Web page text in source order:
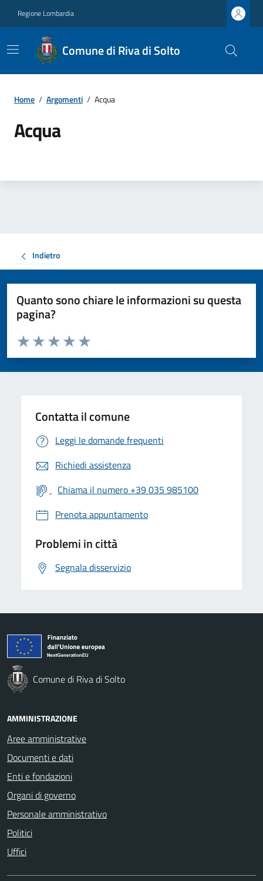
Regione Lombardia
Comune di Riva di Solto
Home / Argomenti / Acqua
Acqua
Indietro
Quanto sono chiare le informazioni su questa
pagina?
Valuta da 1 a 5 stelle la pagina
Valuta 5 stelle su 5
Valuta 4 stelle su 5
Valuta 3 stelle su 5
Valuta 2 stelle su 5
Valuta 1 stelle su 5
Contatta il comune
Leggi le domande frequenti
Richiedi assistenza
Chiama il numero +39 035 985100
Prenota appuntamento
Problemi in città
Segnala disservizio
Comune di Riva di Solto
AMMINISTRAZIONE
Aree amministrative
Documenti e dati
Enti e fondazioni
Organi di governo
Personale amministrativo
Politici
Uffici